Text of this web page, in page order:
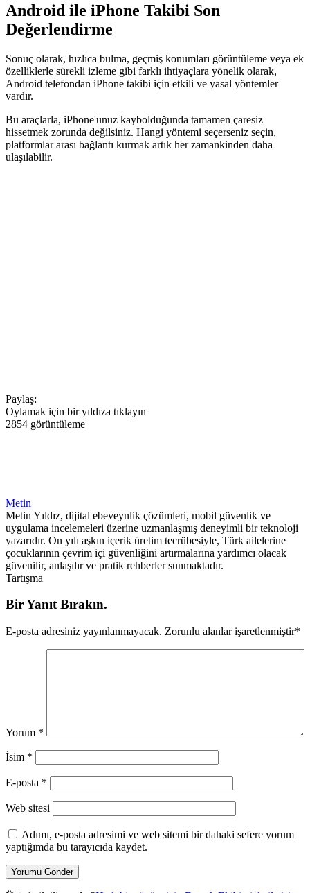
Android ile iPhone Takibi Son
Değerlendirme
Sonuç olarak, hızlıca bulma, geçmiş konumları görüntüleme veya ek
özelliklerle sürekli izleme gibi farklı ihtiyaçlara yönelik olarak,
Android telefondan iPhone takibi için etkili ve yasal yöntemler
vardır.
Bu araçlarla, iPhone'unuz kaybolduğunda tamamen çaresiz
hissetmek zorunda değilsiniz. Hangi yöntemi seçerseniz seçin,
platformlar arası bağlantı kurmak artık her zamankinden daha
ulaşılabilir.
Paylaş:
Oylamak için bir yıldıza tıklayın
2854 görüntüleme
Metin
Metin Yıldız, dijital ebeveynlik çözümleri, mobil güvenlik ve
uygulama incelemeleri üzerine uzmanlaşmış deneyimli bir teknoloji
yazarıdır. On yılı aşkın içerik üretim tecrübesiyle, Türk ailelerine
çocuklarının çevrim içi güvenliğini artırmalarına yardımcı olacak
güvenilir, anlaşılır ve pratik rehberler sunmaktadır.
Tartışma
Bir Yanıt Bırakın.
E-posta adresiniz yayınlanmayacak. Zorunlu alanlar işaretlenmiştir*
Yorum *
İsim *
E-posta *
Web sitesi
Adımı, e-posta adresimi ve web sitemi bir dahaki sefere yorum
yaptığımda bu tarayıcıda kaydet.